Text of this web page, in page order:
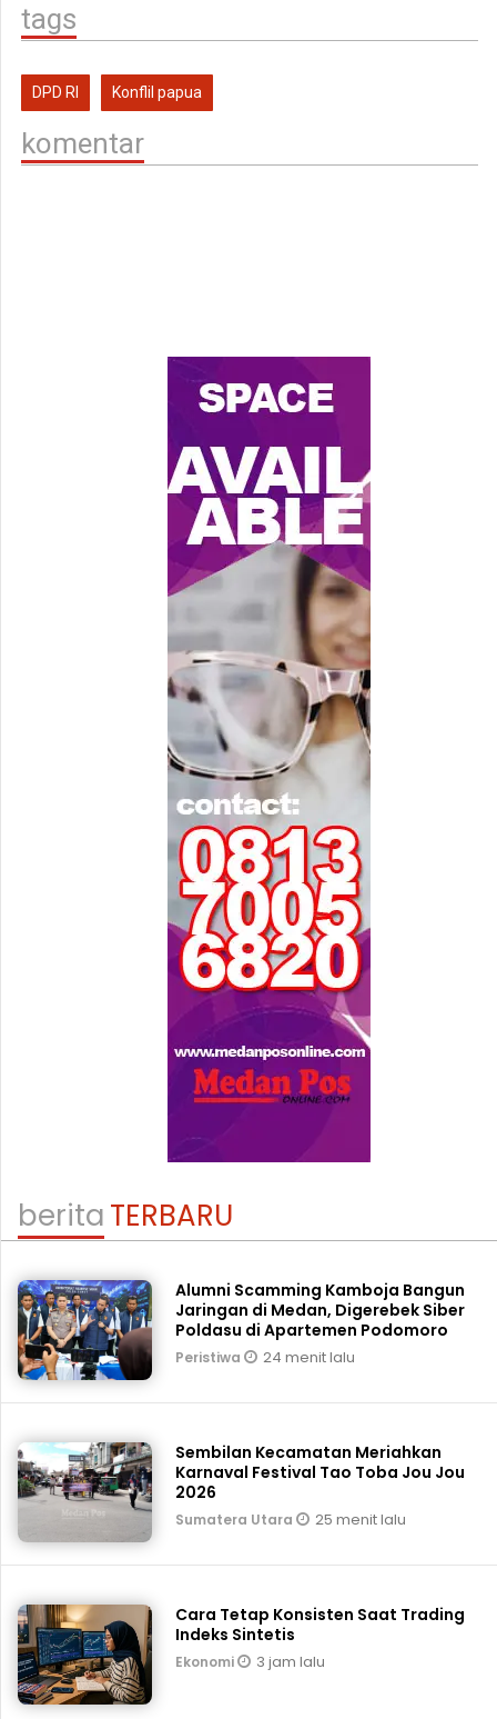
tags
DPD RI Konflil papua
komentar
beritaTERBARU
Alumni Scamming Kamboja Bangun
Jaringan di Medan, Digerebek Siber
Poldasu di Apartemen Podomoro
Peristiwa 24 menit lalu
Sembilan Kecamatan Meriahkan
Karnaval Festival Tao Toba Jou Jou
2026
Sumatera Utara 25 menit lalu
Cara Tetap Konsisten Saat Trading
Indeks Sintetis
Ekonomi 3 jam lalu